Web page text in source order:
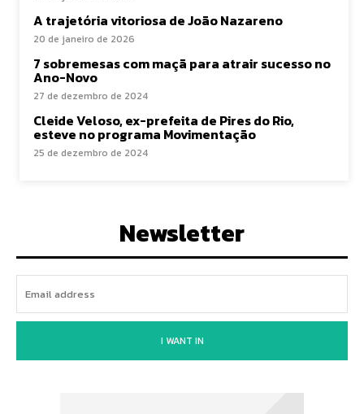
A trajetória vitoriosa de João Nazareno
20 de janeiro de 2026
7 sobremesas com maçã para atrair sucesso no
Ano-Novo
27 de dezembro de 2024
Cleide Veloso, ex-prefeita de Pires do Rio,
esteve no programa Movimentação
25 de dezembro de 2024
Newsletter
I WANT IN